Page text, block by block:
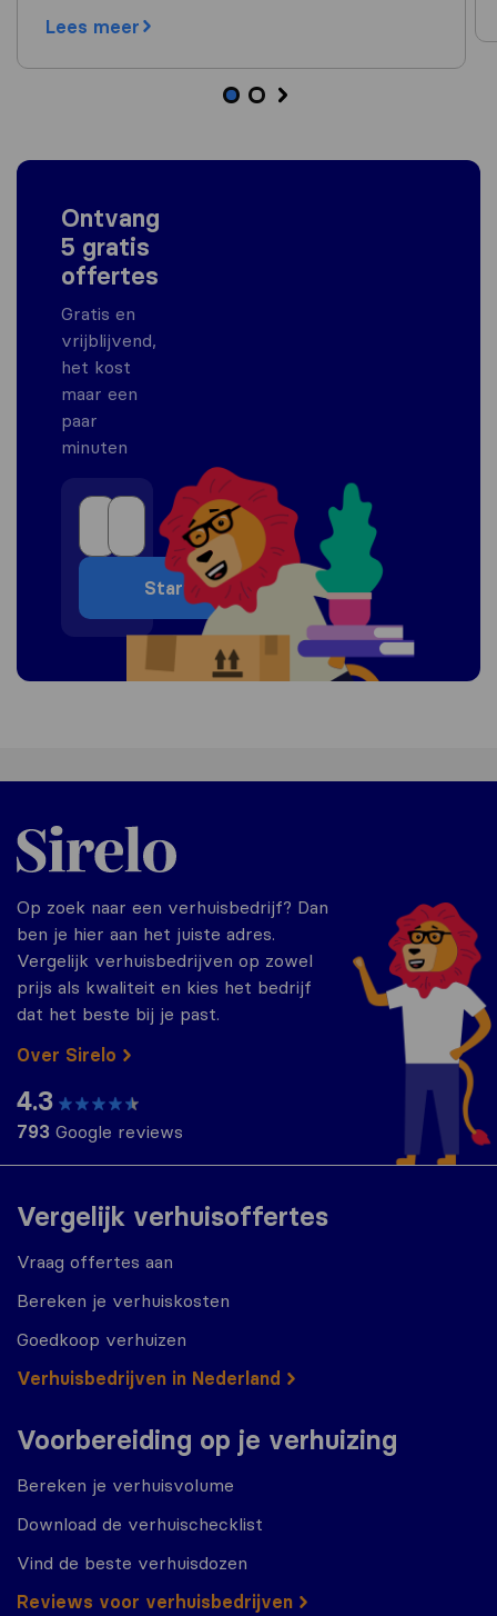
Lees meer
Ontvang
5 gratis
offertes
Gratis en
vrijblijvend,
het kost
maar een
paar
minuten
Start
Vergelijk verhuisoffertes
Vraag offertes aan
Bereken je verhuiskosten
Goedkoop verhuizen
Verhuisbedrijven in Nederland
Voorbereiding op je verhuizing
Bereken je verhuisvolume
Download de verhuischecklist
Vind de beste verhuisdozen
Reviews voor verhuisbedrijven
Sirelo.nl
Op zoek naar een verhuisbedrijf? Dan
ben je hier aan het juiste adres.
Vergelijk verhuisbedrijven op zowel
prijs als kwaliteit en kies het bedrijf
dat het beste bij je past.
Over Sirelo
4.3
793 Google reviews